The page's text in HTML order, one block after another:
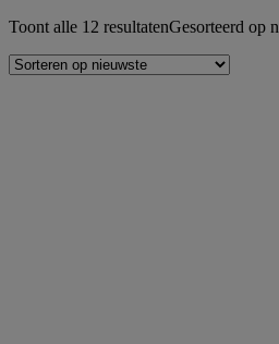
Toont alle 12 resultatenGesorteerd op